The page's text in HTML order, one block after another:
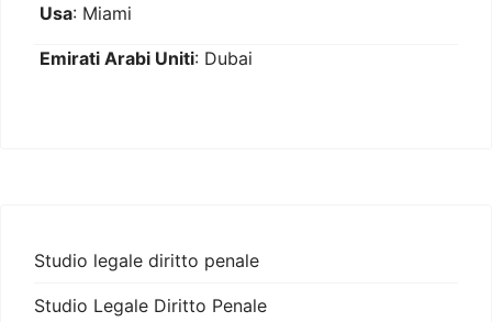
Usa: Miami
Emirati Arabi Uniti: Dubai
Studio legale diritto penale
Studio Legale Diritto Penale